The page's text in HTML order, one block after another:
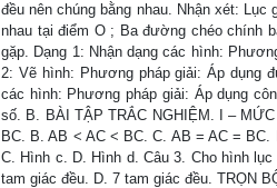
đều nên chúng bằng nhau. Nhận xét:
nhau tại điểm O ; Ba đường chéo chính
gặp. Dạng 1: Nhận dạng các hình:
2: Vẽ hình: Phương pháp giải: Áp dụng
các hình: Phương pháp giải: Áp dụng
số. B. BÀI TẬP TRẮC NGHIỆM. I –
BC. B. AB < AC < BC. C. AB = AC =
C. Hình c. D. Hình d. Câu 3. Cho hình
tam giác đều. D. 7 tam giác đều. TRỌN